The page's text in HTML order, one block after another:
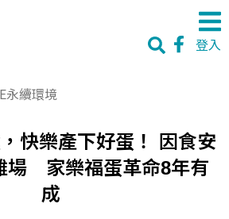
登入
E永續環境
快樂產下好蛋！ 因食安
場 家樂福蛋革命8年有
成